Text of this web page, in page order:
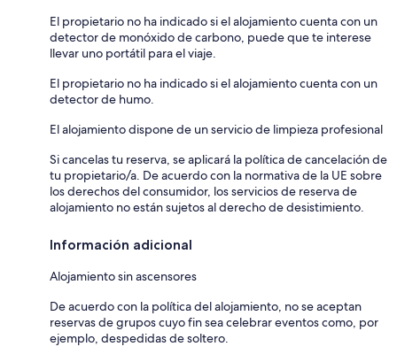
El propietario no ha indicado si el alojamiento cuenta con un
detector de monóxido de carbono, puede que te interese
llevar uno portátil para el viaje.
El propietario no ha indicado si el alojamiento cuenta con un
detector de humo.
El alojamiento dispone de un servicio de limpieza profesional
Si cancelas tu reserva, se aplicará la política de cancelación de
tu propietario/a. De acuerdo con la normativa de la UE sobre
los derechos del consumidor, los servicios de reserva de
alojamiento no están sujetos al derecho de desistimiento.
Información adicional
Alojamiento sin ascensores
De acuerdo con la política del alojamiento, no se aceptan
reservas de grupos cuyo fin sea celebrar eventos como, por
ejemplo, despedidas de soltero.